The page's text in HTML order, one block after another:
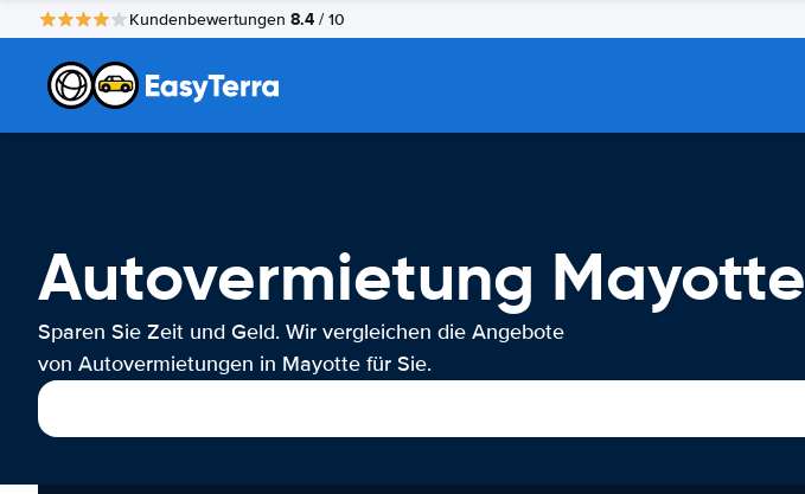
Kundenbewertungen 8.4 / 10
Autovermietung Mayotte
Sparen Sie Zeit und Geld. Wir vergleichen die Angebote
von Autovermietungen in Mayotte für Sie.